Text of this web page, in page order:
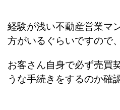
経験が浅い不動産営業マ
方がいるぐらいですので、
お客さん自身で必ず売買
うな手続きをするのか確